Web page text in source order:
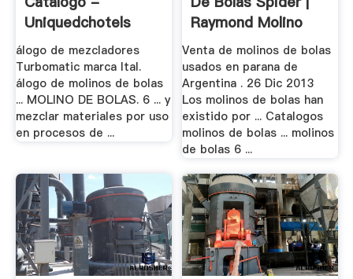
Uniquedchotels
álogo de mezcladores
Turbomatic marca Ital.
álogo de molinos de bolas
... MOLINO DE BOLAS. 6 ... y
mezclar materiales por uso
en procesos de ...
Raymond Molino
Venta de molinos de bolas
usados en parana de
Argentina . 26 Dic 2013
Los molinos de bolas han
existido por ... Catalogos
molinos de bolas ... molinos
de bolas 6 ...